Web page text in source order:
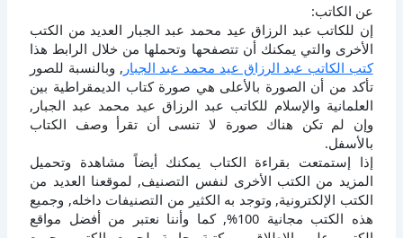
عن الكاتب:
إن للكاتب عبد الرزاق عيد محمد عبد الجبار العديد من الكتب
الأخرى والتي يمكنك أن تتصفحها وتحملها من خلال الرابط هذا
كتب الكاتب عبد الرزاق عيد محمد عبد الجبار , وبالنسبة للصور
تأكد من أن الصورة بالأعلى هي صورة كتاب الديمقراطية بين
العلمانية والإسلام للكاتب عبد الرزاق عيد محمد عبد الجبار,
وإن لم تكن هناك صورة لا تنسى أن تقرأ وصف الكتاب
بالأسفل.
إذا إستمتعت بقراءة الكتاب يمكنك أيضاً مشاهدة وتحميل
المزيد من الكتب الأخرى لنفس التصنيف, لموقعنا العديد من
الكتب الإلكترونية, وتوجد به الكثير من التصنيفات داخله, وجميع
هذه الكتب مجانية 100%, كما وأننا نعتبر من أفضل مواقع